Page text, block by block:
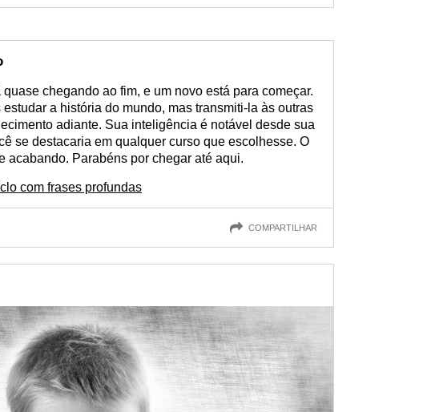
chegando ao fim, e um novo está para começar.
a história do mundo, mas transmiti-la às outras
adiante. Sua inteligência é notável desde sua
se destacaria em qualquer curso que escolhesse. O
acabando. Parabéns por chegar até aqui.
com frases profundas
COMPARTILHAR